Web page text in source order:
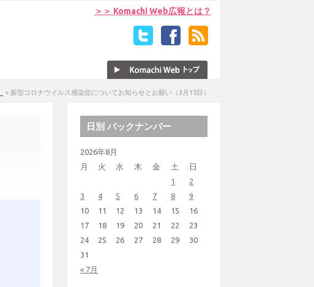
＞＞ Komachi Web広報とは？
> 新型コロナウイルス感染症についてお知らせとお願い（3月15日）
日別 バックナンバー
2026年8月
月
火 水 木 金 土 日
« 7月
1
2
3
4 5 6 7 8
9
10
11 12 13 14 15
16
17
18 19 20 21 22
23
24
25 26 27 28 29
30
31